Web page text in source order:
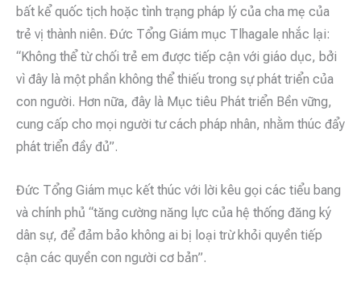
bất kể quốc tịch hoặc tình trạng pháp lý của cha mẹ của
trẻ vị thành niên. Đức Tổng Giám mục Tlhagale nhắc lại:
“Không thể từ chối trẻ em được tiếp cận với giáo dục, bởi
vì đây là một phần không thể thiếu trong sự phát triển của
con người. Hơn nữa, đây là Mục tiêu Phát triển Bền vững,
cung cấp cho mọi người tư cách pháp nhân, nhằm thúc đẩy
phát triển đầy đủ”.
Đức Tổng Giám mục kết thúc với lời kêu gọi các tiểu bang
và chính phủ “tăng cường năng lực của hệ thống đăng ký
dân sự, để đảm bảo không ai bị loại trừ khỏi quyền tiếp
cận các quyền con người cơ bản”.